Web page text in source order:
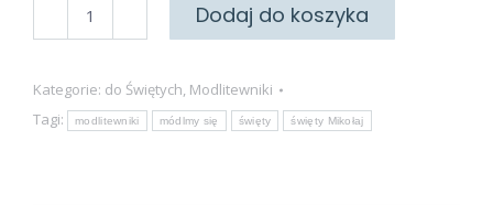
Do
Mikołaja
Dodaj do koszyka
Kategorie: do Świętych, Modlitewniki
Tagi:
modlitewniki módlmy się święty święty Mikołaj